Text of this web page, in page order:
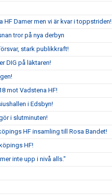
Damer men vi är kvar i toppstriden!
tror på nya derbyn
stark publikkraft!
DIG på läktaren!
mot Vadstena HF!
i Edsbyn!
i slutminuten!
HF insamling till Rosa Bandet!
HF!
inte upp i nivå alls."